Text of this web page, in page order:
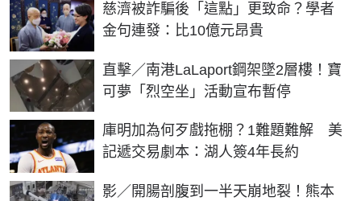
慈濟被詐騙後「這點」更致命？學者
金句連發：比10億元昂貴
直擊／南港LaLaport鋼架墜2層樓！寶
可夢「烈空坐」活動宣布暫停
庫明加為何歹戲拖棚？1難題難解 美
記遞交易劇本：湖人簽4年長約
影／開腸剖腹到一半天崩地裂！熊本